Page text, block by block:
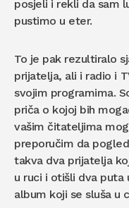
posjeli i rekli da sam
pustimo u eter.
To je pak rezultiralo
prijatelja, ali i radio i
svojim programima.
priča o kojoj bih
vašim čitateljima
preporučim da
takva dva prijatelja
u ruci i otišli dva puta
album koji se sluša u